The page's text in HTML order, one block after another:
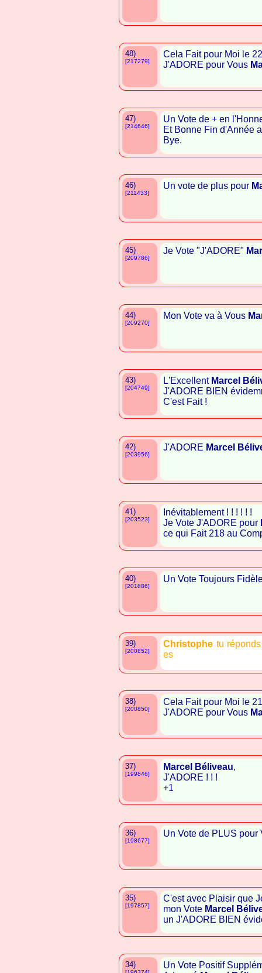
48)
[217279]
Cela Fait pour Moi le
J'ADORE pour Vous
47)
[214646]
Un Vote de + en
Et Bonne Fin d'Année
Bye.
46)
[211433]
Un vote de plus pour
45)
[209786]
Je Vote "J'ADORE"
44)
[209270]
Mon Vote va à Vous
43)
[204749]
L'Excellent Marcel
J'ADORE BIEN
C'est Fait !
42)
[203956]
J'ADORE Marcel
41)
[203523]
Inévitablement ! ! ! ! ! !
Je Vote J'ADORE pour
ce qui Fait 218 au
40)
[201886]
Un Vote Toujours
39)
[200852]
Christophe tu
es
38)
[200850]
Cela Fait pour Moi le
J'ADORE pour Vous
37)
[199846]
Marcel Béliveau,
J'ADORE ! ! !
+1
36)
[198677]
Un Vote de PLUS pour
35)
[197857]
C'est avec Plaisir que
mon Vote Marcel
un J'ADORE BIEN
34)
Un Vote Positif